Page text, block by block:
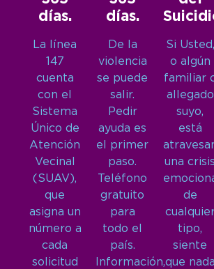
días.
La línea
147
cuenta
con el
Sistema
Único de
Atención
Vecinal
(SUAV),
que
asigna un
número a
cada
solicitud
días.
De la
violencia
se puede
salir.
Pedir
ayuda es
el primer
paso.
Teléfono
gratuito
para
todo el
país.
Información,
Si Usted,
o algún
familiar
allegado
suyo,
está
una crisis
de
tipo,
siente
que nada